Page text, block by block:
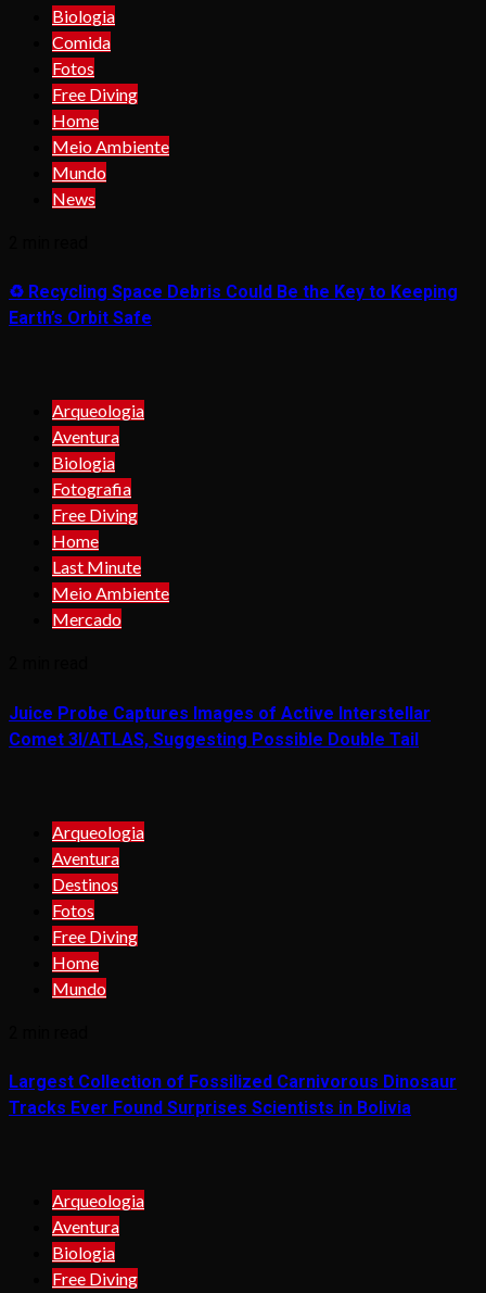
Biologia
Comida
Fotos
Free Diving
Home
Meio Ambiente
Mundo
News
♻️ Recycling Space Debris Could Be the Key to Keeping
Earth’s Orbit Safe
Arqueologia
Aventura
Biologia
Fotografia
Free Diving
Home
Last Minute
Meio Ambiente
Mercado
Juice Probe Captures Images of Active Interstellar
Comet 3I/ATLAS, Suggesting Possible Double Tail
Arqueologia
Aventura
Destinos
Fotos
Free Diving
Home
Mundo
Largest Collection of Fossilized Carnivorous Dinosaur
Tracks Ever Found Surprises Scientists in Bolivia
Arqueologia
Aventura
Biologia
Free Diving